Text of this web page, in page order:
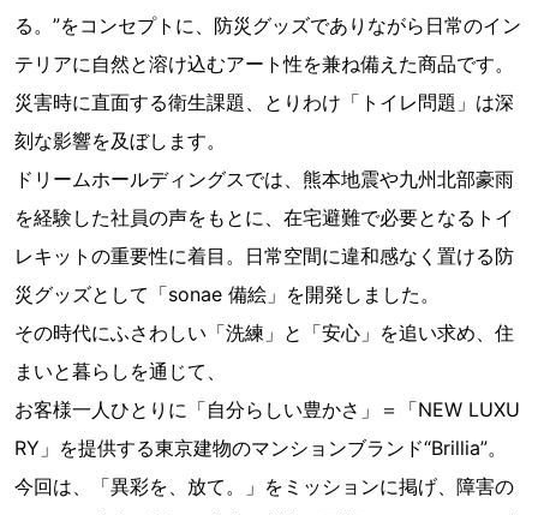
る。”をコンセプトに、防災グッズでありながら日常のイン
テリアに自然と溶け込むアート性を兼ね備えた商品です。
災害時に直面する衛生課題、とりわけ「トイレ問題」は深
刻な影響を及ぼします。
ドリームホールディングスでは、熊本地震や九州北部豪雨
を経験した社員の声をもとに、在宅避難で必要となるトイ
レキットの重要性に着目。日常空間に違和感なく置ける防
災グッズとして「sonae 備絵」を開発しました。
その時代にふさわしい「洗練」と「安心」を追い求め、住
まいと暮らしを通じて、
お客様一人ひとりに「自分らしい豊かさ」＝「NEW LUXU
RY」を提供する東京建物のマンションブランド“Brillia”。
今回は、「異彩を、放て。」をミッションに掲げ、障害の